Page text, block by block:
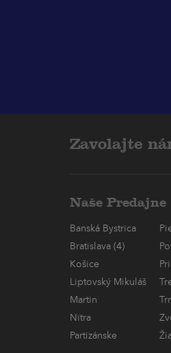
Zavolajte
Naše Predajne
Banská Bystrica
Bratislava (4)
Košice
Liptovský Mikuláš
Martin
Nitra
Partizánske